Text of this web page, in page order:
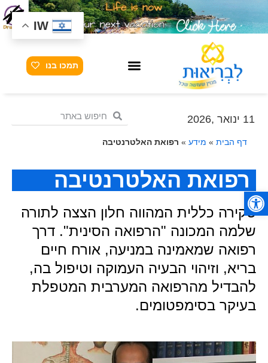
פתח סרגל נגישות
תמכו בנו
11 ינואר ,2026
דף הבית » מידע » רפואת האלטרנטיבה
רפואת האלטרנטיבה
סקירה כללית המהווה חלון הצצה לתורה
שלמה המכונה "הרפואה הסינית". דרך
רפואה שמאמינה במניעה, אורח חיים
בריא, וזיהוי הבעיה העמוקה וטיפול בה,
להבדיל מהרפואה המערבית המטפלת
בעיקר בסימפטומים.
IW